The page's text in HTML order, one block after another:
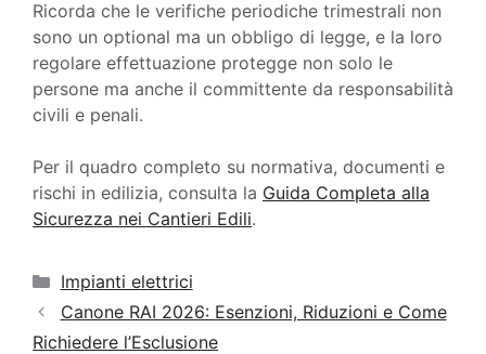
Ricorda che le verifiche periodiche trimestrali non
sono un optional ma un obbligo di legge, e la loro
regolare effettuazione protegge non solo le
persone ma anche il committente da responsabilità
civili e penali.
Per il quadro completo su normativa, documenti e
rischi in edilizia, consulta la Guida Completa alla
Sicurezza nei Cantieri Edili.
Categorie
Impianti elettrici
Canone RAI 2026: Esenzioni, Riduzioni e Come
Richiedere l’Esclusione